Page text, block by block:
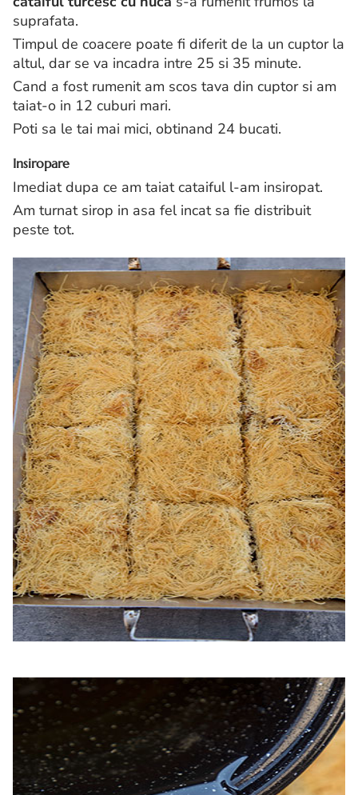
suprafata.
Timpul de coacere poate fi diferit de la un cuptor la
altul, dar se va incadra intre 25 si 35 minute.
Cand a fost rumenit am scos tava din cuptor si am
taiat-o in 12 cuburi mari.
Poti sa le tai mai mici, obtinand 24 bucati.
Insiropare
Imediat dupa ce am taiat cataiful l-am insiropat.
Am turnat sirop in asa fel incat sa fie distribuit
peste tot.